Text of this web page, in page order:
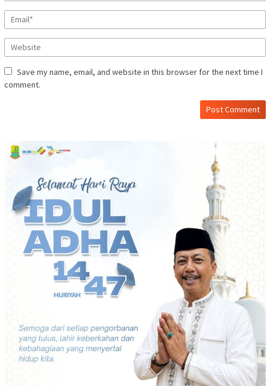
Save my name, email, and website in this browser for the next time I
comment.